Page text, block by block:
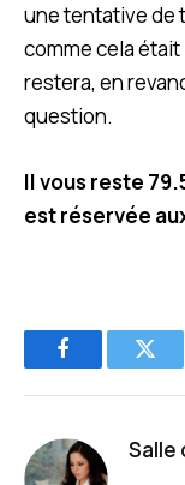
une tentative de
comme cela était
restera, en
question.
Il vous reste
est réservée
Facebook
Salle